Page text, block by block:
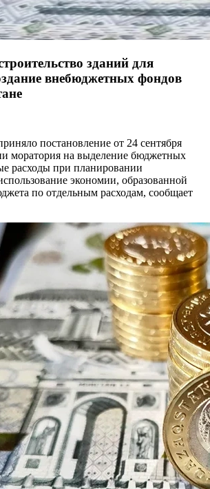
зданий для
внебюджетных фондов
постановление от 24 сентября
моратория на выделение бюджетных
расходы при планировании
экономии, образованной
по отдельным расходам, сообщает